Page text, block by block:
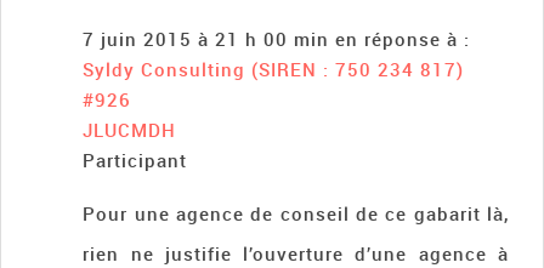
7 juin 2015 à 21 h 00 min en réponse à :
Syldy Consulting (SIREN : 750 234 817)
#926
JLUCMDH
Participant
Pour une agence de conseil de ce gabarit là,
rien ne justifie l’ouverture d’une agence à